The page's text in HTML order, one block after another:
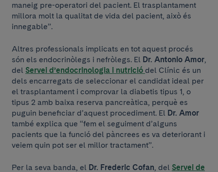
maneig pre-operatori del pacient. El trasplantament
millora molt la qualitat de vida del pacient, això és
innegable”.
Altres professionals implicats en tot aquest procés
són els endocrinòlegs i nefròlegs. El Dr. Antonio Amor,
del Servei d’endocrinologia i nutrició del Clínic és un
dels encarregats de seleccionar el candidat ideal per
el trasplantament i comprovar la diabetis tipus 1, o
tipus 2 amb baixa reserva pancreàtica, perquè es
puguin beneficiar d’aquest procediment. El Dr. Amor
també explica que “fem el seguiment d’alguns
pacients que la funció del pàncrees es va deteriorant i
veiem quin pot ser el millor tractament”.
Per la seva banda, el Dr. Frederic Cofan, del Servei de